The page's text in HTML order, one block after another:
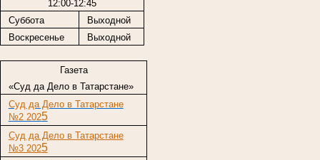
12:00-12:45
Суббота
Выходной
Воскресенье
Выходной
Газета
«Суд да Дело в Татарстане»
Суд да Дело в Татарстане
№2 2025
Суд да Дело в Татарстане
№3 2025